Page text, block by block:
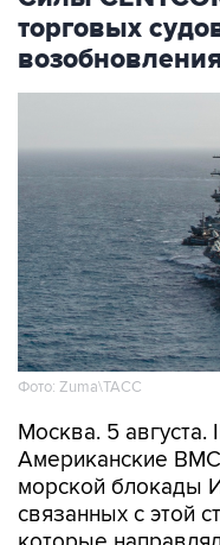
торговых
Фото: Zuma\ТАСС
Москва. 5 августа.
Американские
морской блокады
связанных с этой